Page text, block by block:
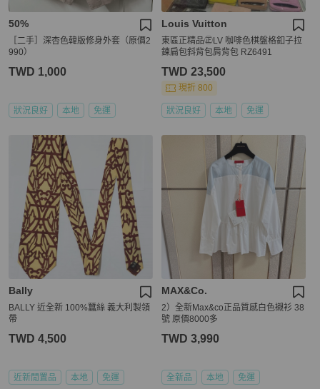
50%
［二手］深杏色韓版修身外套（原價2
990）
TWD 1,000
狀況良好 本地 免運
Louis Vuitton
東區正精品㊣LV 咖啡色棋盤格釦子拉
鍊扁包斜背包肩背包 RZ6491
TWD 23,500
現折 800
狀況良好 本地 免運
Bally
BALLY 近全新 100%蠶絲 義大利製領
帶
TWD 4,500
近新閒置品 本地 免運
MAX&Co.
2）全新Max&co正品質感白色襯衫 38
號 原價8000多
TWD 3,990
全新品 本地 免運